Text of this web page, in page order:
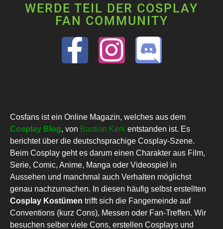
WERDE TEIL DER COSPLAY
FAN COMMUNITY
Cosfans ist ein Online Magazin, welches aus dem
Cosplay Blog, von Bastian Kerk entstanden ist. Es
berichtet über die deutschsprachige Cosplay-Szene.
Beim Cosplay geht es darum einen Charakter aus Film,
Serie, Comic, Anime, Manga oder Videospiel in
Aussehen und manchmal auch Verhalten möglichst
genau nachzumachen. In diesen häufig selbst erstellten
Cosplay Kostümen trifft sich die Fangemeinde auf
Conventions (kurz Cons), Messen oder Fan-Treffen. Wir
besuchen selber viele Cons, erstellen Cosplays und